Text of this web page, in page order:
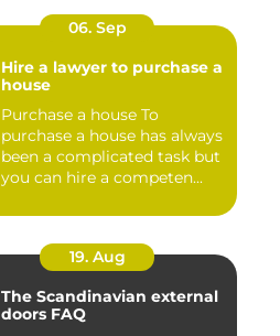
06. Sep
Hire a lawyer to purchase a
house
Purchase a house To
purchase a house has always
been a complicated task but
you can hire a competen...
19. Aug
The Scandinavian external
doors FAQ